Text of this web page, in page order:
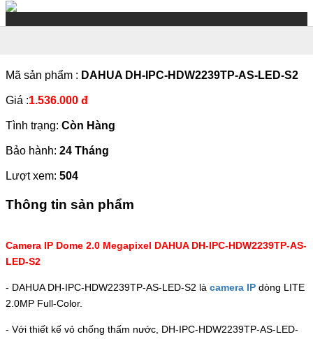
Mã sản phẩm : DAHUA DH-IPC-HDW2239TP-AS-LED-S2
Giá :1.536.000 đ
Tình trạng: Còn Hàng
Bảo hành: 24 Tháng
Lượt xem: 504
Thông tin sản phẩm
Camera IP Dome 2.0 Megapixel DAHUA DH-IPC-HDW2239TP-AS-
LED-S2
- DAHUA DH-IPC-HDW2239TP-AS-LED-S2 là camera IP dòng LITE
2.0MP Full-Color.
- Với thiết kế vỏ chống thấm nước, DH-IPC-HDW2239TP-AS-LED-